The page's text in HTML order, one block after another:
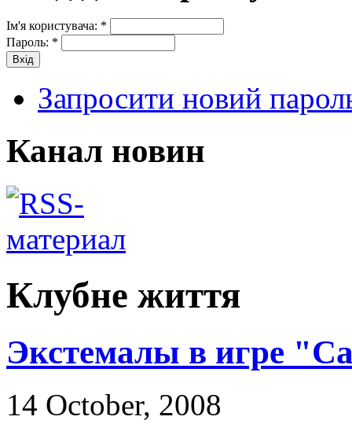
Ім'я користувача: *
Пароль: *
Запросити новий
Канал новин
Клубне життя
Экстемалы в игре
14 October, 2008